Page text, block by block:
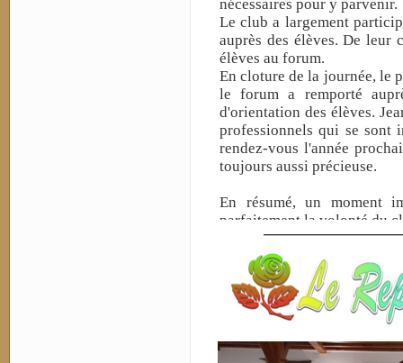
nécessaires pour y parvenir.
Le club a largement
auprès des élèves. De leur
élèves au forum.
En cloture de la journée, le
le forum a remporté
d'orientation des élèves.
professionnels qui se sont
rendez-vous l'année
toujours aussi précieuse.
En résumé, un moment
parfaitement la volonté du